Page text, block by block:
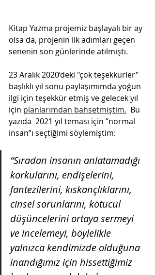
Kitap Yazma projemiz başlayalı bir ay
olsa da, projenin ilk adımları geçen
senenin son günlerinde atılmıştı.
23 Aralık 2020’deki "çok teşekkürler"
başlıklı yıl sonu paylaşımımda yoğun
ilgi için teşekkür etmiş ve gelecek yıl
için planlarımdan bahsetmiştim.
  Bu
yazıda  2021 yıl teması için “normal
insan”ı seçtiğimi söylemiştim:
“Sıradan insanın anlatamadığı
korkularını, endişelerini,
fantezilerini, kıskançlıklarını,
cinsel sorunlarını, kötücül
düşüncelerini ortaya sermeyi
ve incelemeyi, böylelikle
yalnızca kendimizde olduğuna
inandığımız için hissettiğimiz